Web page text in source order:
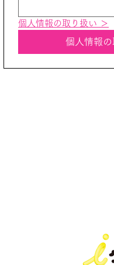
個人情報の取り扱い ＞
個人情報